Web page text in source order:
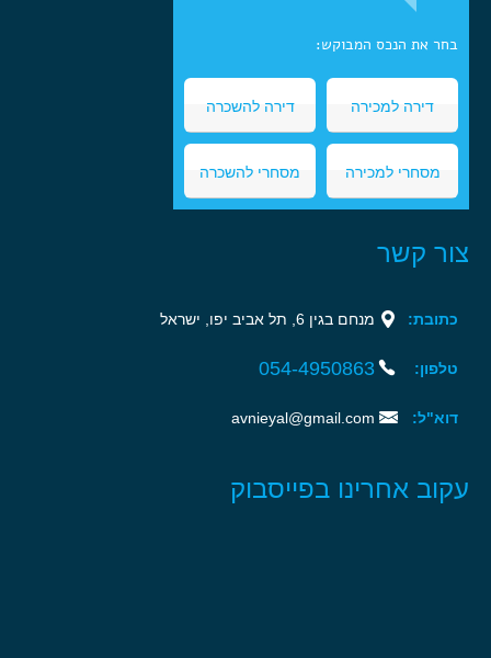
בחר את הנכס המבוקש:
דירה למכירה דירה להשכרה
מסחרי למכירה מסחרי להשכרה
צור קשר
כתובת: מנחם בגין 6, תל אביב יפו, ישראל‏
טלפון: 054-4950863‏‏
דוא"ל: avnieyal@gmail.com
עקוב אחרינו בפייסבוק